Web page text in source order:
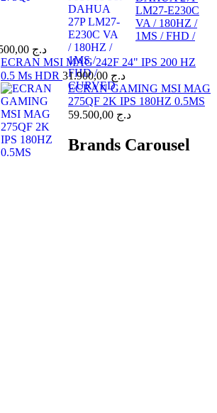
LM27-E230C
VA / 180HZ /
1MS / FHD /
د.ج
ECRAN MSI MAG 242F 24" IPS 200 HZ
0.5 Ms HDR
د.ج
ECRAN GAMING MSI MAG
275QF 2K IPS 180HZ 0.5MS
د.ج
Brands Carousel